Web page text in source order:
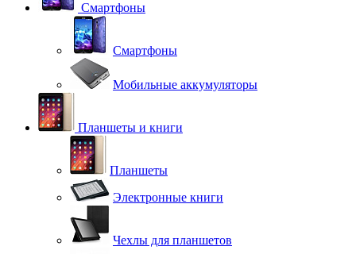
Смартфоны
Смартфоны
Мобильные аккумуляторы
Планшеты и книги
Планшеты
Электронные книги
Чехлы для планшетов